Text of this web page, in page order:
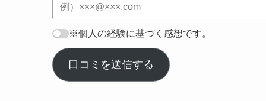
※個人の経験に基づく感想です。
口コミを送信する